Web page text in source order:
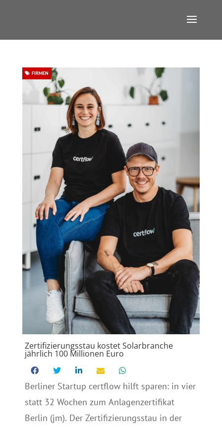
Zertifizierungsstau kostet Solarbranche
jährlich 100 Millionen Euro
FIRMEN
Berliner Startup certflow hilft sparen: in vier
statt 32 Wochen zum Anlagenzertifikat
Berlin (jm). Der Zertifizierungsstau in der